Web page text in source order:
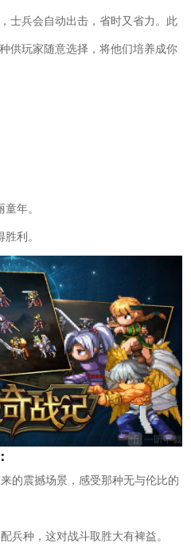
士兵会自动出击，省时又省力。此
供玩家随意选择，将他们培养成你
年。
利。
的震撼场景，感受那种无与伦比的
兵种，这对战斗取胜大有裨益。